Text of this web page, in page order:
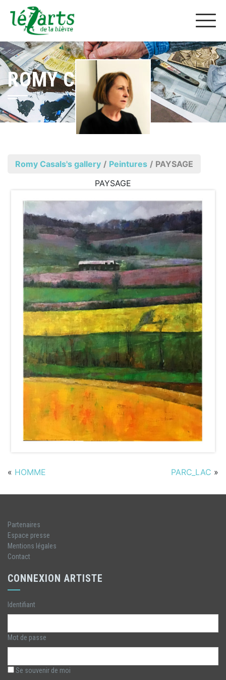
ROMY CASALS
Romy Casals's gallery / Peintures / PAYSAGE
PAYSAGE
« HOMME PARC_LAC »
Partenaires
Espace presse
Mentions légales
Contact
CONNEXION ARTISTE
Identifiant
Mot de passe
Se souvenir de moi